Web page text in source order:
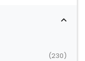
(230)